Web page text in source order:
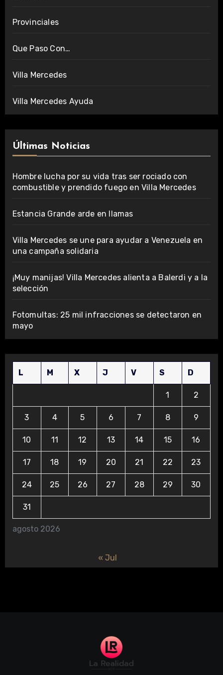
Provinciales
Que Paso Con…
Villa Mercedes
Villa Mercedes Ayuda
Últimas Noticias
Hombre lucha por su vida tras ser rociado con
combustible y prendido fuego en Villa Mercedes
Estancia Grande arde en llamas
Villa Mercedes se une para ayudar a Venezuela en
una campaña solidaria
¡Muy manijas! Villa Mercedes alienta a Balerdi y a la
selección
Fotomultas: 25 mil infracciones se detectaron en
mayo
agosto 2026
L M X J V S D
1 2
3 4 5 6 7 8 9
10 11 12 13 14 15 16
17 18 19 20 21 22 23
24 25 26 27 28 29 30
31
« Jul